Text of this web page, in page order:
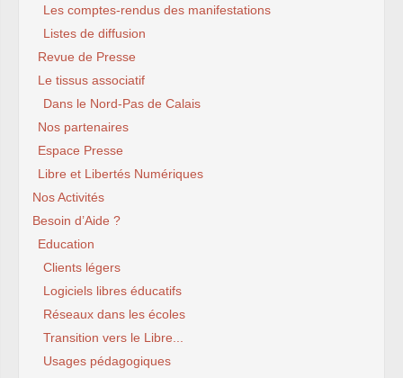
Les comptes-rendus des manifestations
Listes de diffusion
Revue de Presse
Le tissus associatif
Dans le Nord-Pas de Calais
Nos partenaires
Espace Presse
Libre et Libertés Numériques
Nos Activités
Besoin d’Aide ?
Education
Clients légers
Logiciels libres éducatifs
Réseaux dans les écoles
Transition vers le Libre...
Usages pédagogiques